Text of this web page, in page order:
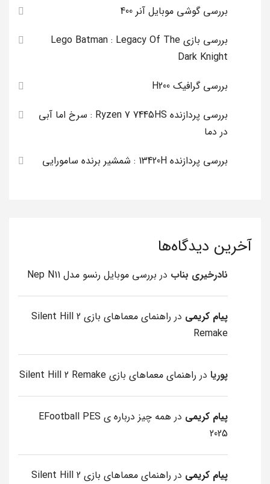
بررسی گوشی موبایل آنر 400
بررسی بازی Lego Batman : Legacy Of The
Dark Knight
بررسی گرافیک H200
بررسی پردازنده Ryzen 7 7445HS : سرخ اما آبی
در دما
بررسی پردازنده 13420H : شمشیر برنده سامورایی
آخرین دیدگاه‌ها
نادرخیری بناب در بررسی موبایل رنسو مدل Nep N11
پیام کریمی در
راهنمای معماهای بازی Silent Hill 2
Remake
پوریا در راهنمای معماهای بازی Silent Hill 2 Remake
پیام کریمی در
همه چیز درباره ی EFootball PES
2025
پیام کریمی در
راهنمای معماهای بازی Silent Hill 2